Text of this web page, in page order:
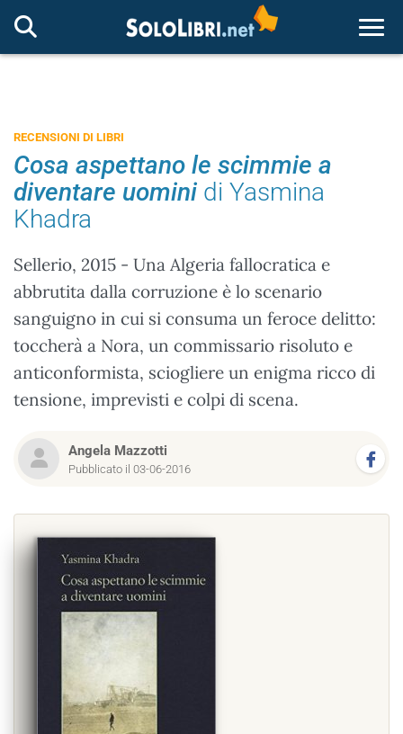
RECENSIONI DI LIBRI
Cosa aspettano le scimmie a
diventare uomini di Yasmina
Khadra
Sellerio, 2015 - Una Algeria fallocratica e
abbrutita dalla corruzione è lo scenario
sanguigno in cui si consuma un feroce delitto:
toccherà a Nora, un commissario risoluto e
anticonformista, sciogliere un enigma ricco di
tensione, imprevisti e colpi di scena.
Angela Mazzotti
Pubblicato il 03-06-2016